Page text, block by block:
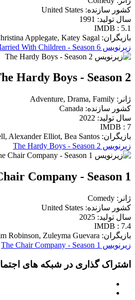
کشور سازنده: United States
سال تولید: 1991
IMDB : 5.1
بازیگران: Ed O'Neill, Christina Applegate, Katey Sagal
زیرنویس Married With Children - Season 6
Hardy Boys - Season 2
ژانر: Adventure, Drama, Family
کشور سازنده: Canada
سال تولید: 2022
IMDB : 7
بازیگران: Rohan Campbell, Alexander Elliot, Bea Santos
زیرنویس The Hardy Boys - Season 2
Company - Season 1
ژانر: Comedy
کشور سازنده: United States
سال تولید: 2025
IMDB : 7.4
بازیگران: Eileen Noonan, Tim Robinson, Zuleyma Guevara
زیرنویس The Chair Company - Season 1
اشتراک گذاری در شبکه های